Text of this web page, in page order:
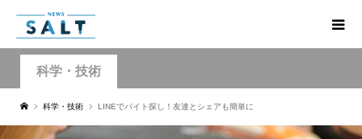
科学・技術
科学・技術 LINEでバイト探し！友達とシェアも簡単に